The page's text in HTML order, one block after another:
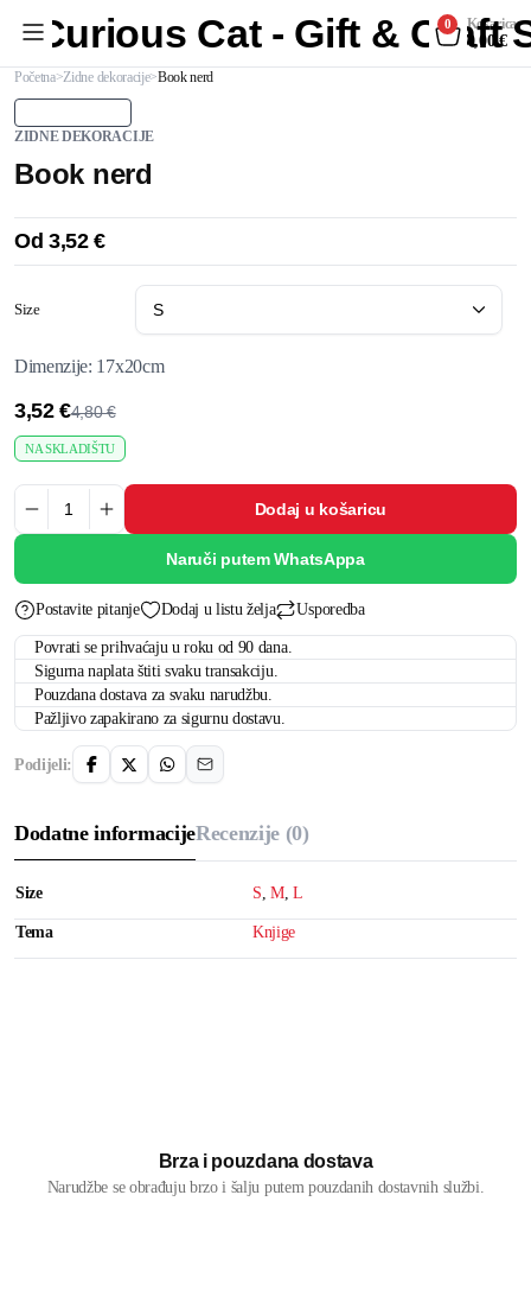
Curious Cat - Gift & Craft
0 Košarica
0,00€
Početna Zidne dekoracije Book nerd
ZIDNE DEKORACIJE
Book nerd
Od 3,52€
Size
Dimenzije: 17x20cm
4,80€
3,52€
NA SKLADIŠTU
Dodaj u košaricu
Naruči putem WhatsAppa
Postavite pitanje Dodaj u listu želja Usporedba
Povrati se prihvaćaju u roku od 90 dana.
Sigurna naplata štiti svaku transakciju.
Pouzdana dostava za svaku narudžbu.
Pažljivo zapakirano za sigurnu dostavu.
Podijeli:
Dodatne informacijeRecenzije (0)
Size S,M,L
Tema Knjige
Brza i pouzdana dostava
Narudžbe se obrađuju brzo i šalju putem pouzdanih dostavnih službi.